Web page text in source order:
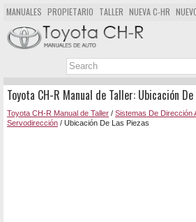
MANUALES PROPIETARIO TALLER NUEVA C-HR
MAPA DEL SITIO
BUSCAR
Toyota CH-R Manual de Taller: Ubicación De
Toyota CH-R Manual de Taller / Sistemas De Dirección
Servodirección / Ubicación De Las Piezas